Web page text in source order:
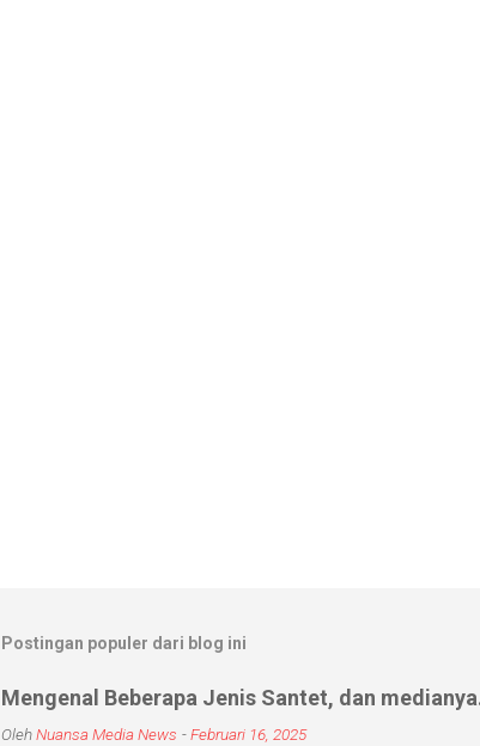
Postingan populer dari blog ini
Mengenal Beberapa Jenis Santet, dan
OlehNuansa Media News -Februari 16, 2025